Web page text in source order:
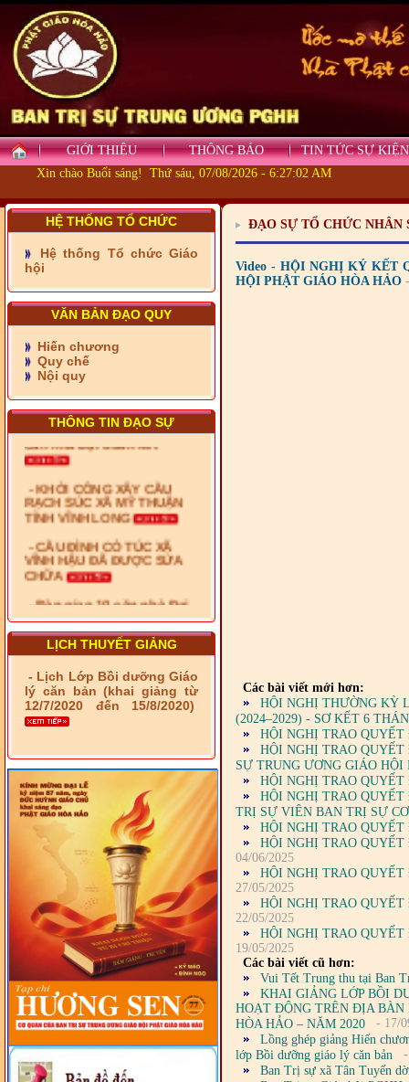
GIỚI THIỆU THÔNG BÁO
TIN TỨC SỰ KIỆN
Xin chào Buổi sáng! Thứ sáu, 07/08/2026 - 6:27:02 AM
HỆ THỐNG TỔ CHỨC
Hệ thống Tổ chức Giáo
hội
VĂN BẢN ĐẠO QUY
Hiến chương
Quy chế
Nội quy
THÔNG TIN ĐẠO SỰ
nguyện vùng biên
PHƯỚC TỈNH ĐỒNG NAI
TIẾP SỨC ĐẾN TRƯỜNG
- Xã Châu Phú khánh
thành cầu Kênh 7 - Nam
kênh Quốc Gia
- Xã Phú Lâm bàn giao 9
căn nhà Đại đoàn kết
RẠCH SÚC XÃ MỸ THUẬN
TỈNH VĨNH LONG
VĨNH HẬU ĐÃ ĐƯỢC SỬA
CHỮA
đoàn kết cho hộ có hoàn
cảnh khó khăn tại xã Tây
Yên
SỬA CHỮA LỘ GIAO
THÔNG NÔNG THÔN (XÃ
PHÚ THỌ)
PHÁP LUẬT VIỆT NAM VÀ
HIẾN CHƯƠNG GIÁO HỘI
PGHH NHIỆM KỲ VI (2024-
2029) CHO TRỊ SỰ VIÊN
TRUNG ƯƠNG, BAN ĐẠI
DIỆN TỈNH VÀ GIÁO LÝ
VIÊN - CHUYÊN ĐỀ: NHỮNG
VẤN ĐỀ CHUNG VỀ PHÁP
LUẬT VÀ HỆ THỐNG PHÁP
LUẬT VIỆT NAM
- LỚP TẬP HUẤN LỊCH SỬ,
PHÁP LUẬT VIỆT NAM VÀ
HIẾN CHƯƠNG GIÁO HỘI
PGHH NHIỆM KỲ VI (2024-
2029) CHO TRỊ SỰ VIÊN
TRUNG ƯƠNG, BAN ĐẠI
DIỆN TỈNH VÀ GIÁO LÝ
VIÊN - CHUYÊN ĐỀ: SỰ RA
ĐỜI, BẢN CHẤT, CHỨC
NĂNG VÀ HÌNH THỨC CỦA
NƯỚC CHXHCN VIỆT NAM
LỊCH THUYẾT GIẢNG
- Lịch Lớp Bồi dưỡng Giáo
lý căn bản (khai giảng từ
12/7/2020 đến 15/8/2020)
ĐẠO SỰ TỔ CHỨC NHÂN
Video - HỘI NGHỊ KÝ KẾT
HỘI PHẬT GIÁO HÒA HẢO
Các bài viết mới hơn:
HỘI NGHỊ THƯỜNG KỲ
(2024–2029) - SƠ KẾT 6
HỘI NGHỊ TRAO
HỘI NGHỊ TRAO
SỰ TRUNG ƯƠNG GIÁO
HỘI NGHỊ TRAO
HỘI NGHỊ TRAO
TRỊ SỰ VIÊN BAN TRỊ SỰ
HỘI NGHỊ TRAO
HỘI NGHỊ TRAO
04/06/2025
HỘI NGHỊ TRAO
27/05/2025
HỘI NGHỊ TRAO
22/05/2025
HỘI NGHỊ TRAO
19/05/2025
Các bài viết cũ hơn:
Vui Tết Trung thu tại Ban
KHAI GIẢNG LỚP BỒI
HOẠT ĐỘNG TRÊN ĐỊA BÀN
HÒA HẢO – NĂM 2020
- 17/
Lồng ghép giảng Hiến
lớp Bồi dưỡng giáo lý căn bản
Ban Trị sự xã Tân Tuyến